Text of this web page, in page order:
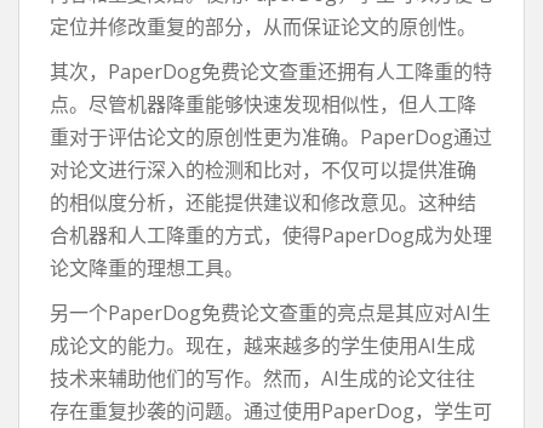
定位并修改重复的部分，从而保证论文的原创性。
其次，PaperDog免费论文查重还拥有人工降重的特
点。尽管机器降重能够快速发现相似性，但人工降
重对于评估论文的原创性更为准确。PaperDog通过
对论文进行深入的检测和比对，不仅可以提供准确
的相似度分析，还能提供建议和修改意见。这种结
合机器和人工降重的方式，使得PaperDog成为处理
论文降重的理想工具。
另一个PaperDog免费论文查重的亮点是其应对AI生
成论文的能力。现在，越来越多的学生使用AI生成
技术来辅助他们的写作。然而，AI生成的论文往往
存在重复抄袭的问题。通过使用PaperDog，学生可